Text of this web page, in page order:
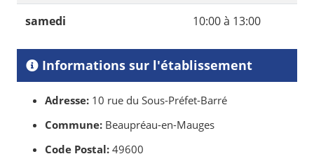
samedi 10:00 à 13:00
Informations sur l'établissement
Adresse: 10 rue du Sous-Préfet-Barré
Commune: Beaupréau-en-Mauges
Code Postal: 49600